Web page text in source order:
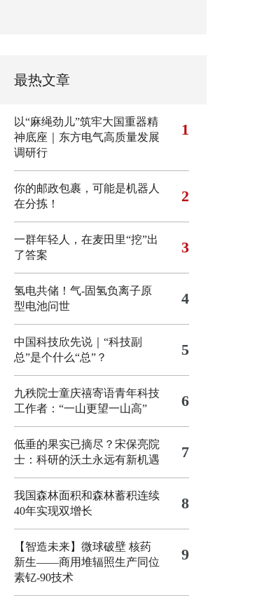
最热文章
以“麻绳劲儿”筑牢大国重器精
神底座｜东方电气高质量发展
调研行
1
你的邮政包裹，可能是机器人
在分拣！
2
一群年轻人，在麦田里“挖”出
了答案
3
氢电共储！气-固氢负离子原
型电池问世
4
中国科技欣先说｜“科技副
总”是个什么“总”？
5
九秩院士童庆禧寄语青年科技
工作者：“一山更望一山高”
6
低垂的果实已摘尽？宋保亮院
士：科研的沃土永远有新机遇
7
我国森林面积和森林蓄积连续
40年实现双增长
8
【智造未来】微球破壁 核药
新生——商用堆辐照生产同位
素钇-90技术
9